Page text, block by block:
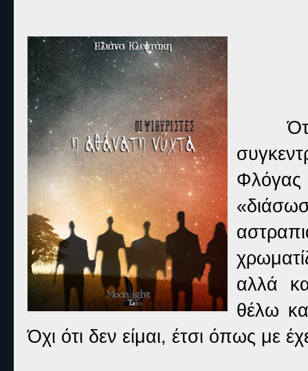
Φλόγας
αλλά
θέλω
Όχι ότι δεν είμαι, έτσι όπως με